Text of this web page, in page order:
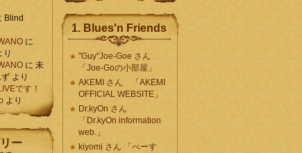
Blind
に
り
に 未
ず より
です！
より
ー
1. Blues'n Friends
"Guy"Joe-Goe さん
「Joe-Goの小部屋」
AKEMI さん 「AKEMI
OFFICIAL WEBSITE」
Dr.kyOn さん
「Dr.kyOn information
web.」
kiyomi さん 「べーす